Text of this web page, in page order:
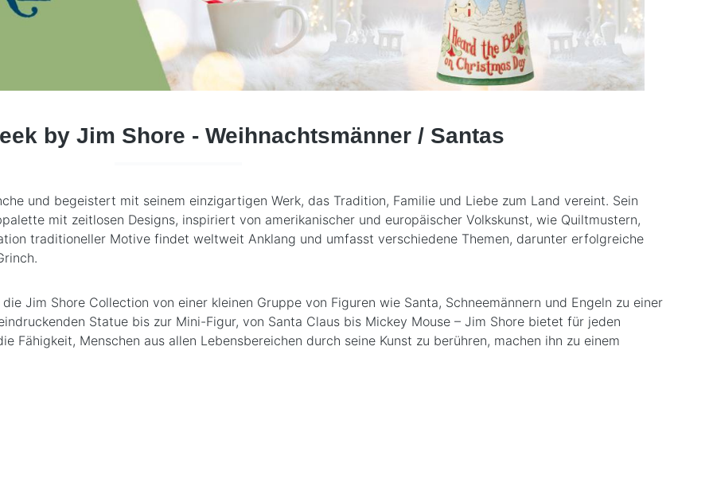
by Jim Shore - Weihnachtsmänner / Santas
und begeistert mit seinem einzigartigen Werk, das Tradition, Familie und Liebe zum Land vereint. Sein
mit zeitlosen Designs, inspiriert von amerikanischer und europäischer Volkskunst, wie Quiltmustern,
traditioneller Motive findet weltweit Anklang und umfasst verschiedene Themen, darunter erfolgreiche
Jim Shore Collection von einer kleinen Gruppe von Figuren wie Santa, Schneemännern und Engeln zu einer
Statue bis zur Mini-Figur, von Santa Claus bis Mickey Mouse – Jim Shore bietet für jeden
Fähigkeit, Menschen aus allen Lebensbereichen durch seine Kunst zu berühren, machen ihn zu einem